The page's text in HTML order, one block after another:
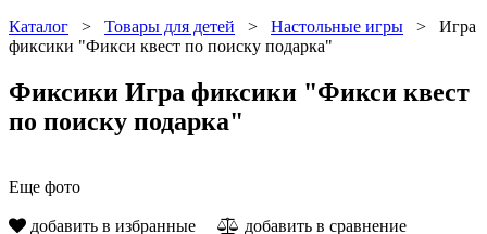
Каталог > Товары для детей > Настольные игры > Игра
фиксики "Фикси квест по поиску подарка"
Фиксики Игра фиксики "Фикси квест
по поиску подарка"
Еще фото
добавить в избранные
добавить в сравнение